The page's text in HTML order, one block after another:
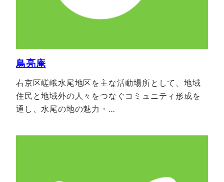
鳥亮庵
右京区嵯峨水尾地区を主な活動場所として、地域
住⺠と地域外の⼈々をつなぐコミュニティ形成を
通し、水尾の地の魅力・…